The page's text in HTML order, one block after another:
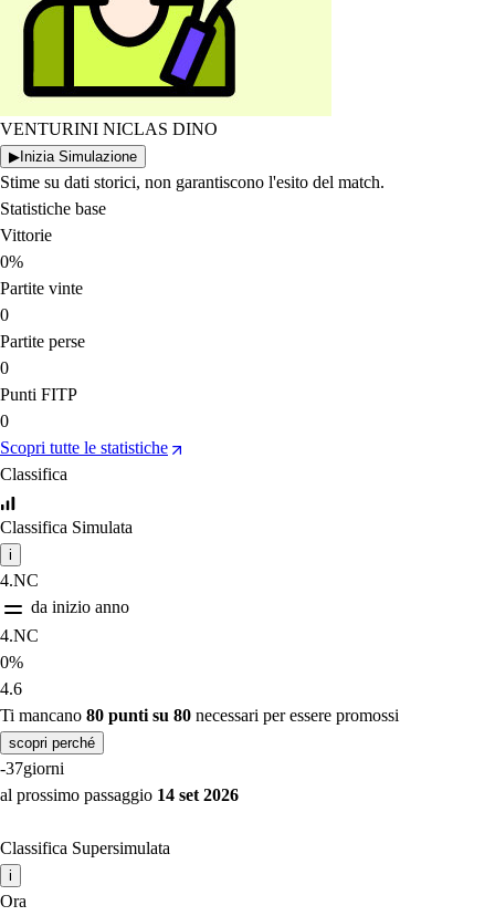
VENTURINI NICLAS DINO
▶ Inizia Simulazione
Stime su dati storici, non garantiscono l'esito del match.
Statistiche base
Vittorie
0%
Partite vinte
0
Partite perse
0
Punti FITP
0
Scopri tutte le statistiche
Classifica
Classifica Simulata
i
4.NC
da inizio anno
4.NC
0%
4.6
Ti mancano 80 punti su 80 necessari per essere promossi
scopri perché
-37giorni
al prossimo passaggio 14 set 2026
Classifica Supersimulata
i
Ora